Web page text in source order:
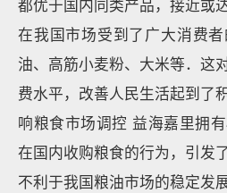
在我国市场受到了广大消费
油、高筋小麦粉、大米等．这
费水平，改善人民生活起到了
响粮食市场调控 益海嘉里拥
在国内收购粮食的行为，引发
不利于我国粮油市场的稳定发